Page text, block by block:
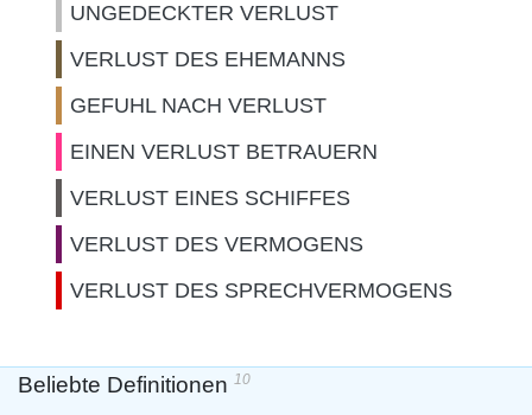
UNGEDECKTER VERLUST
VERLUST DES EHEMANNS
GEFUHL NACH VERLUST
EINEN VERLUST BETRAUERN
VERLUST EINES SCHIFFES
VERLUST DES VERMOGENS
VERLUST DES SPRECHVERMOGENS
Beliebte Definitionen 10